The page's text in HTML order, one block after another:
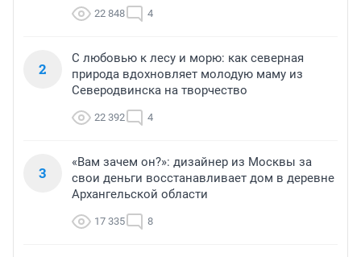
22 848 4
2
С любовью к лесу и морю: как северная
природа вдохновляет молодую маму из
Северодвинска на творчество
22 392 4
3
«Вам зачем он?»: дизайнер из Москвы за
свои деньги восстанавливает дом в деревне
Архангельской области
17 335 8